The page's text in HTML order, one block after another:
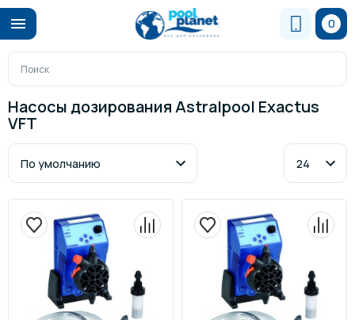
0
Насосы дозирования Astralpool Exactus
VFT